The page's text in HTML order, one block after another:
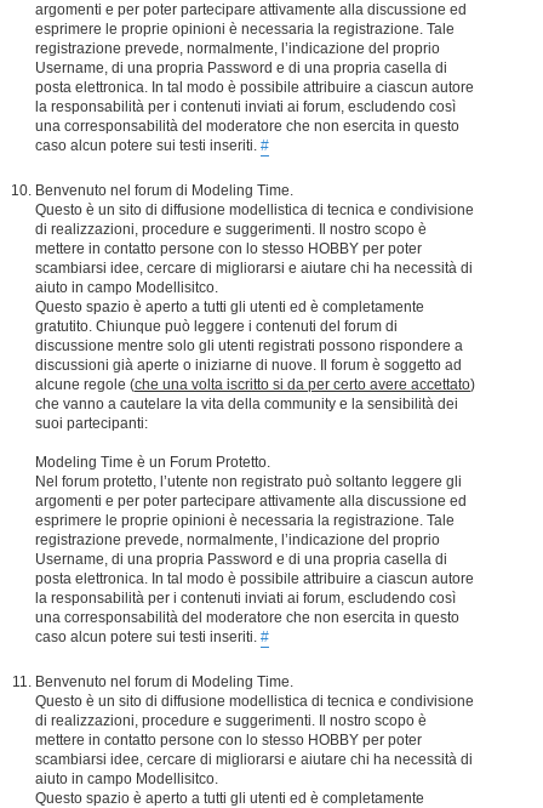
argomenti e per poter partecipare attivamente alla discussione ed
esprimere le proprie opinioni è necessaria la registrazione. Tale
registrazione prevede, normalmente, l’indicazione del proprio
Username, di una propria Password e di una propria casella di
posta elettronica. In tal modo è possibile attribuire a ciascun autore
la responsabilità per i contenuti inviati ai forum, escludendo così
una corresponsabilità del moderatore che non esercita in questo
caso alcun potere sui testi inseriti. #
Benvenuto nel forum di Modeling Time.
Questo è un sito di diffusione modellistica di tecnica e condivisione
di realizzazioni, procedure e suggerimenti. Il nostro scopo è
mettere in contatto persone con lo stesso HOBBY per poter
scambiarsi idee, cercare di migliorarsi e aiutare chi ha necessità di
aiuto in campo Modellisitco.
Questo spazio è aperto a tutti gli utenti ed è completamente
gratutito. Chiunque può leggere i contenuti del forum di
discussione mentre solo gli utenti registrati possono rispondere a
discussioni già aperte o iniziarne di nuove. Il forum è soggetto ad
alcune regole (che una volta iscritto si da per certo avere accettato)
che vanno a cautelare la vita della community e la sensibilità dei
suoi partecipanti:
Modeling Time è un Forum Protetto.
Nel forum protetto, l’utente non registrato può soltanto leggere gli
argomenti e per poter partecipare attivamente alla discussione ed
esprimere le proprie opinioni è necessaria la registrazione. Tale
registrazione prevede, normalmente, l’indicazione del proprio
Username, di una propria Password e di una propria casella di
posta elettronica. In tal modo è possibile attribuire a ciascun autore
la responsabilità per i contenuti inviati ai forum, escludendo così
una corresponsabilità del moderatore che non esercita in questo
caso alcun potere sui testi inseriti. #
Benvenuto nel forum di Modeling Time.
Questo è un sito di diffusione modellistica di tecnica e condivisione
di realizzazioni, procedure e suggerimenti. Il nostro scopo è
mettere in contatto persone con lo stesso HOBBY per poter
scambiarsi idee, cercare di migliorarsi e aiutare chi ha necessità di
aiuto in campo Modellisitco.
Questo spazio è aperto a tutti gli utenti ed è completamente